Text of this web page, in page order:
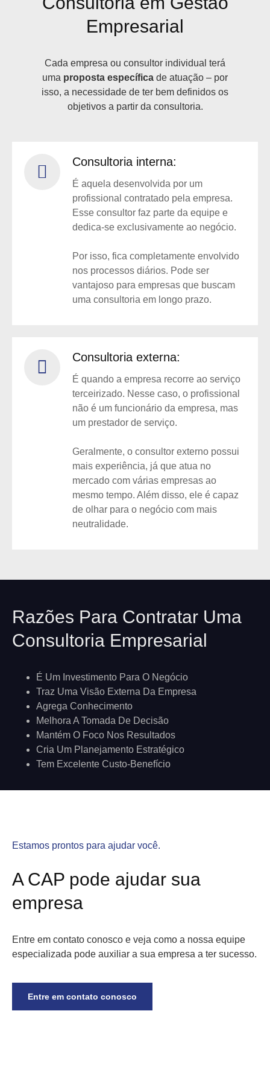
Empresarial
Cada empresa ou consultor individual terá
uma proposta específica de atuação – por
isso, a necessidade de ter bem definidos os
objetivos a partir da consultoria.
Consultoria interna:
É aquela desenvolvida por um
profissional contratado pela empresa.
Esse consultor faz parte da equipe e
dedica-se exclusivamente ao negócio.
Por isso, fica completamente envolvido
nos processos diários. Pode ser
vantajoso para empresas que buscam
uma consultoria em longo prazo.
Consultoria externa:
É quando a empresa recorre ao serviço
terceirizado. Nesse caso, o profissional
não é um funcionário da empresa, mas
um prestador de serviço.
Geralmente, o consultor externo possui
mais experiência, já que atua no
mercado com várias empresas ao
mesmo tempo. Além disso, ele é capaz
de olhar para o negócio com mais
neutralidade.
Razões Para Contratar Uma
Consultoria Empresarial
É Um Investimento Para O Negócio
Traz Uma Visão Externa Da Empresa
Agrega Conhecimento
Melhora A Tomada De Decisão
Mantém O Foco Nos Resultados
Cria Um Planejamento Estratégico
Tem Excelente Custo-Benefício
Estamos prontos para ajudar você.
A CAP pode ajudar sua
empresa
Entre em contato conosco e veja como a nossa equipe
especializada pode auxiliar a sua empresa a ter sucesso.
Entre em contato conosco